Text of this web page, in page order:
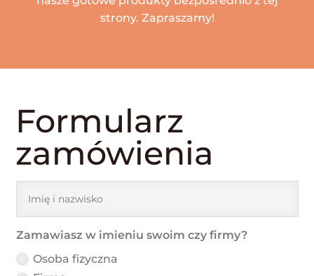
strony. Zapraszamy!
Formularz
zamówienia
Zamawiasz w imieniu swoim czy firmy?
Osoba fizyczna